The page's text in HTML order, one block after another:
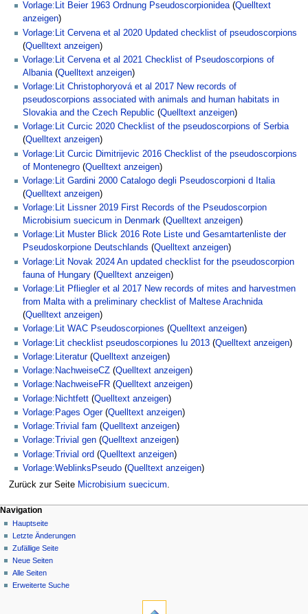
Vorlage:Lit Beier 1963 Ordnung Pseudoscorpionidea(Quelltext
anzeigen)
Vorlage:Lit Cervena et al 2020 Updated checklist of pseudoscorpions
(Quelltext anzeigen)
Vorlage:Lit Cervena et al 2021 Checklist of Pseudoscorpions of
Albania(Quelltext anzeigen)
Vorlage:Lit Christophoryová et al 2017 New records of
pseudoscorpions associated with animals and human habitats in
Slovakia and the Czech Republic (Quelltext anzeigen)
Vorlage:Lit Curcic 2020 Checklist of the pseudoscorpions of Serbia
(Quelltext anzeigen)
Vorlage:Lit Curcic Dimitrijevic 2016 Checklist of the pseudoscorpions
of Montenegro (Quelltext anzeigen)
Vorlage:Lit Gardini 2000 Catalogo degli Pseudoscorpioni d Italia
(Quelltext anzeigen)
Vorlage:Lit Lissner 2019 First Records of the Pseudoscorpion
Microbisium suecicum in Denmark (Quelltext anzeigen)
Vorlage:Lit Muster Blick 2016 Rote Liste und Gesamtartenliste der
Pseudoskorpione Deutschlands (Quelltext anzeigen)
Vorlage:Lit Novak 2024 An updated checklist for the pseudoscorpion
fauna of Hungary (Quelltext anzeigen)
Vorlage:Lit Pfliegler et al 2017 New records of mites and harvestmen
from Malta with a preliminary checklist of Maltese Arachnida
(Quelltext anzeigen)
Vorlage:Lit WAC Pseudoscorpiones (Quelltext anzeigen)
Vorlage:Lit checklist pseudoscorpiones lu 2013 (Quelltext anzeigen)
Vorlage:Literatur(Quelltext anzeigen)
Vorlage:NachweiseCZ (Quelltext anzeigen)
Vorlage:NachweiseFR (Quelltext anzeigen)
Vorlage:Nichtfett (Quelltext anzeigen)
Vorlage:Pages Oger(Quelltext anzeigen)
Vorlage:Trivial fam (Quelltext anzeigen)
Vorlage:Trivial gen (Quelltext anzeigen)
Vorlage:Trivial ord (Quelltext anzeigen)
Vorlage:WeblinksPseudo (Quelltext anzeigen)
Zurück zur Seite Microbisium suecicum.
Navigation
Hauptseite
Letzte Änderungen
Zufällige Seite
Neue Seiten
Alle Seiten
Erweiterte Suche